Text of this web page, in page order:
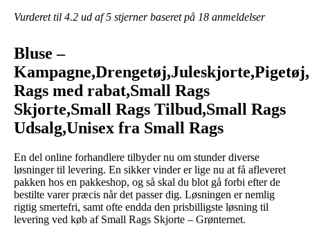
Vurderet til 4.2 ud af 5 stjerner baseret på 18 anmeldelser
Bluse –
Rags med rabat,Small Rags
Skjorte,Small Rags Tilbud,Small Rags
Udsalg,Unisex fra Small Rags
En del online forhandlere tilbyder nu om stunder diverse
løsninger til levering. En sikker vinder er lige nu at få afleveret
pakken hos en pakkeshop, og så skal du blot gå forbi efter de
bestilte varer præcis når det passer dig. Løsningen er nemlig
rigtig smertefri, samt ofte endda den prisbilligste løsning til
levering ved køb af Small Rags Skjorte – Grønternet.